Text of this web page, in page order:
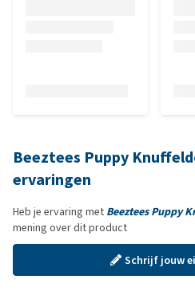
Beeztees Puppy
ervaringen
Heb je ervaring met Beeztees Puppy
mening over dit product
Schrijf jouw